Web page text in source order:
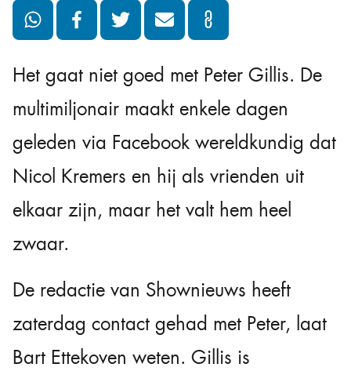
Het gaat niet goed met Peter Gillis. De
multimiljonair maakt enkele dagen
geleden via Facebook wereldkundig dat
Nicol Kremers en hij als vrienden uit
elkaar zijn, maar het valt hem heel
zwaar.
De redactie van Shownieuws heeft
zaterdag contact gehad met Peter, laat
Bart Ettekoven weten. Gillis is